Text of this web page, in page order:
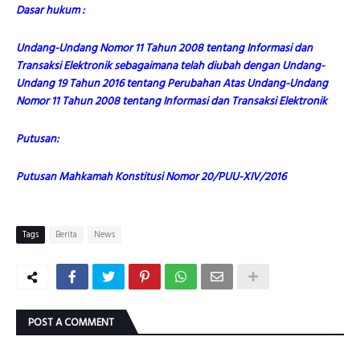
Dasar hukum :
Undang-Undang Nomor 11 Tahun 2008 tentang Informasi dan
Transaksi Elektronik sebagaimana telah diubah dengan Undang-
Undang 19 Tahun 2016 tentang Perubahan Atas Undang-Undang
Nomor 11 Tahun 2008 tentang Informasi dan Transaksi Elektronik
Putusan:
Putusan Mahkamah Konstitusi Nomor 20/PUU-XIV/2016
Tags Berita News
POST A COMMENT